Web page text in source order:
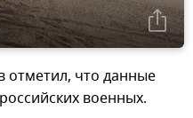
отметил, что данные
военных.